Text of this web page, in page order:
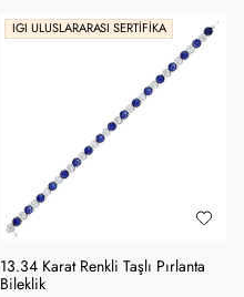
IGI ULUSLARARASI SERTIFIKA
13.34 Karat Renkli Taşlı Pırlanta
Bileklik